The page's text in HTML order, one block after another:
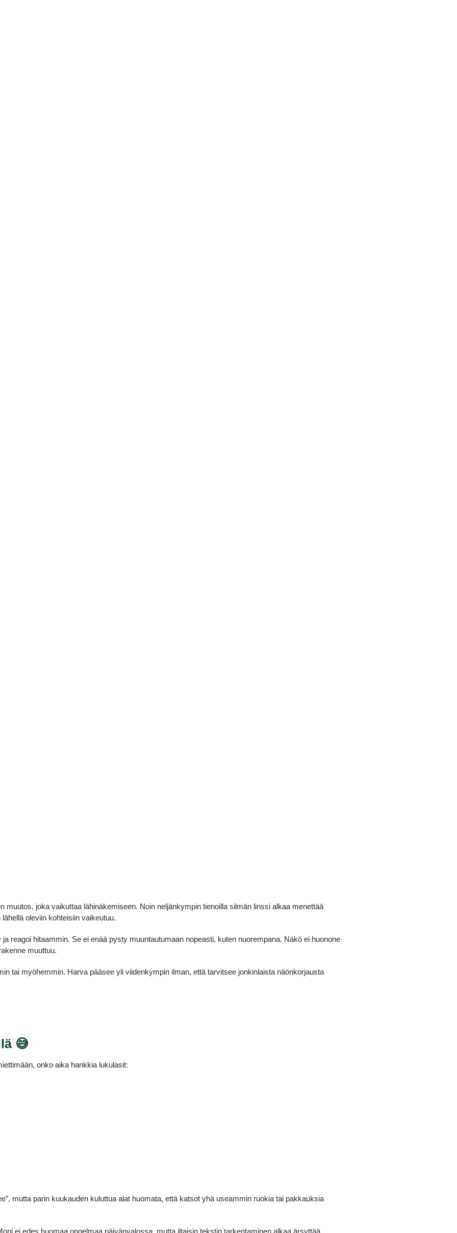
muutos, joka vaikuttaa lähinäkemiseen. Noin neljänkympin tienoilla silmän linssi alkaa menettää
oleviin kohteisiin vaikeutuu.
reagoi hitaammin. Se ei enää pysty muuntautumaan nopeasti, kuten nuorempana. Näkö ei huonone
muuttuu.
tai myöhemmin. Harva pääsee yli viidenkympin ilman, että tarvitsee jonkinlaista näönkorjausta
😅
onko aika hankkia lukulasit:
mutta parin kuukauden kuluttua alat huomata, että katsot yhä useammin ruokia tai pakkauksia
ei edes huomaa ongelmaa päivänvalossa, mutta iltaisin tekstin tarkentaminen alkaa ärsyttää